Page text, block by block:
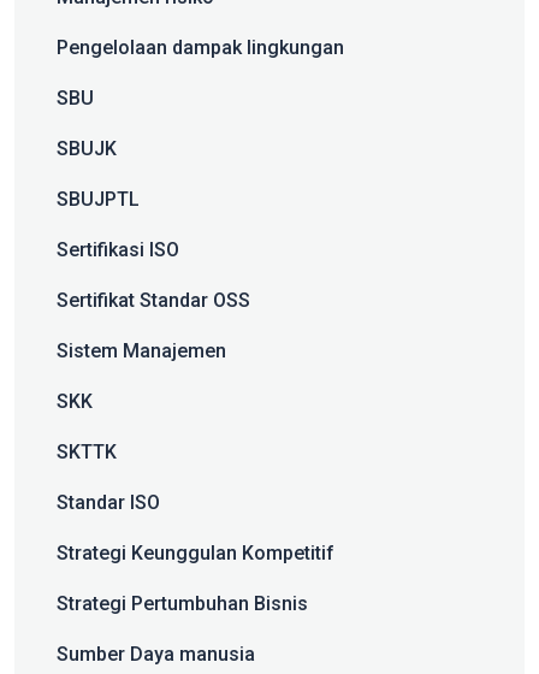
Pengelolaan dampak lingkungan
SBU
SBUJK
SBUJPTL
Sertifikasi ISO
Sertifikat Standar OSS
Sistem Manajemen
SKK
SKTTK
Standar ISO
Strategi Keunggulan Kompetitif
Strategi Pertumbuhan Bisnis
Sumber Daya manusia